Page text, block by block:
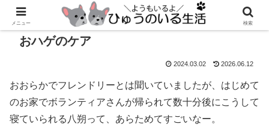
おハゲのケア
2024.03.02 2026.06.12
おおらかでフレンドリーとは聞いていましたが、はじめて
のお家でボランティアさんが帰られて数十分後にこうして
寝ていられる八朔って、あらためてすごいなー。
メニュー 検索